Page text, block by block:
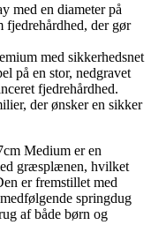
med en diameter på
fjedrehårdhed, der gør
med sikkerhedsnet
på en stor, nedgravet
fjedrehårdhed.
der ønsker en sikker
Medium er en
græsplænen, hvilket
er fremstillet med
springdug
af både børn og